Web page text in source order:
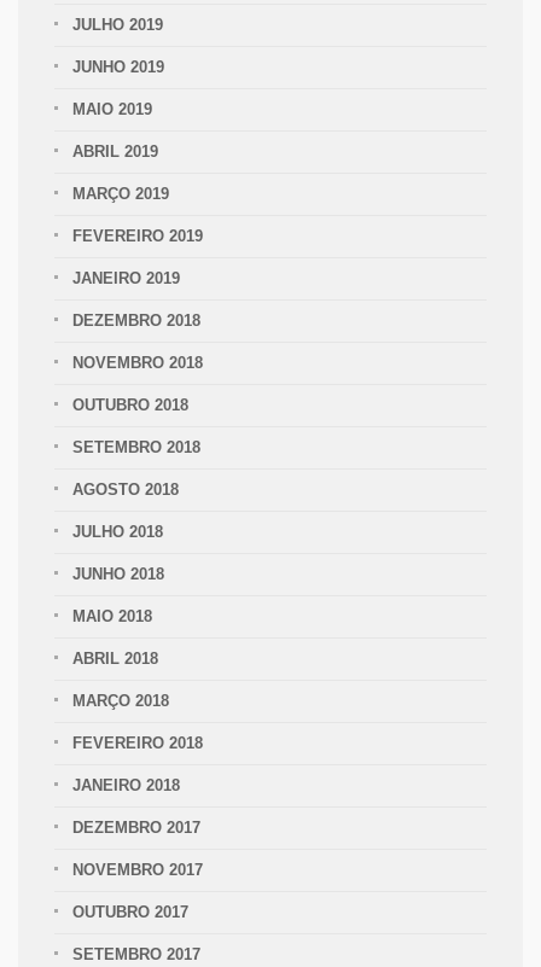
JULHO 2019
JUNHO 2019
MAIO 2019
ABRIL 2019
MARÇO 2019
FEVEREIRO 2019
JANEIRO 2019
DEZEMBRO 2018
NOVEMBRO 2018
OUTUBRO 2018
SETEMBRO 2018
AGOSTO 2018
JULHO 2018
JUNHO 2018
MAIO 2018
ABRIL 2018
MARÇO 2018
FEVEREIRO 2018
JANEIRO 2018
DEZEMBRO 2017
NOVEMBRO 2017
OUTUBRO 2017
SETEMBRO 2017